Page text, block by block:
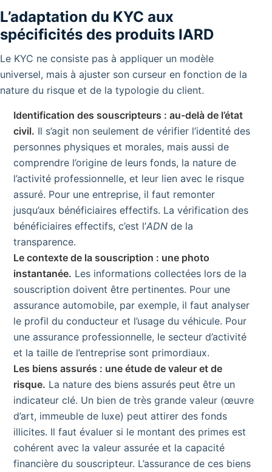
L’adaptation du KYC aux
spécificités des produits IARD
Le KYC ne consiste pas à appliquer un modèle
universel, mais à ajuster son curseur en fonction de la
nature du risque et de la typologie du client.
Identification des souscripteurs : au-delà de l’état
civil. Il s’agit non seulement de vérifier l’identité des
personnes physiques et morales, mais aussi de
comprendre l’origine de leurs fonds, la nature de
l’activité professionnelle, et leur lien avec le risque
assuré. Pour une entreprise, il faut remonter
jusqu’aux bénéficiaires effectifs. La vérification des
bénéficiaires effectifs, c’est l’ADN de la
transparence.
Le contexte de la souscription : une photo
instantanée. Les informations collectées lors de la
souscription doivent être pertinentes. Pour une
assurance automobile, par exemple, il faut analyser
le profil du conducteur et l’usage du véhicule. Pour
une assurance professionnelle, le secteur d’activité
et la taille de l’entreprise sont primordiaux.
Les biens assurés : une étude de valeur et de
risque. La nature des biens assurés peut être un
indicateur clé. Un bien de très grande valeur (œuvre
d’art, immeuble de luxe) peut attirer des fonds
illicites. Il faut évaluer si le montant des primes est
cohérent avec la valeur assurée et la capacité
financière du souscripteur. L’assurance de ces biens